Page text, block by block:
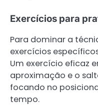
Exercícios para
Para dominar a
exercícios
Um exercício eficaz
aproximação e o
focando no
tempo.